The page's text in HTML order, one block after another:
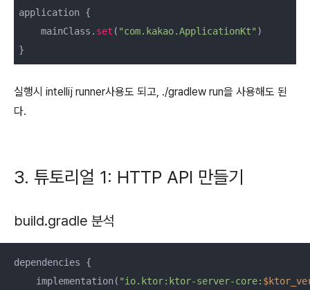
application {
    mainClass.
set ( "com.kakao.ApplicationKt" )
}
실행시 intellij runner사용도 되고, ./gradlew run을 사용해도 된
다.
3. 튜토리얼 1: HTTP API 만들기
build.gradle 분석
dependencies {
    implementation(
"io.ktor:ktor-server-core: